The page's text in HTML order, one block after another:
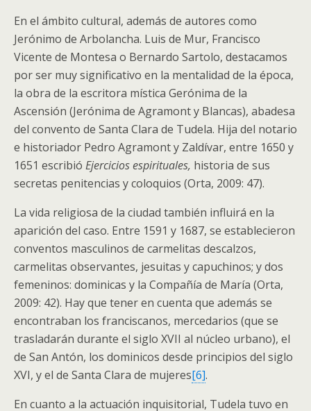
En el ámbito cultural, además de autores como
Jerónimo de Arbolancha. Luis de Mur, Francisco
Vicente de Montesa o Bernardo Sartolo, destacamos
por ser muy significativo en la mentalidad de la época,
la obra de la escritora mística Gerónima de la
Ascensión (Jerónima de Agramont y Blancas), abadesa
del convento de Santa Clara de Tudela. Hija del notario
e historiador Pedro Agramont y Zaldívar, entre 1650 y
1651 escribió Ejercicios espirituales, historia de sus
secretas penitencias y coloquios (Orta, 2009: 47).
La vida religiosa de la ciudad también influirá en la
aparición del caso. Entre 1591 y 1687, se establecieron
conventos masculinos de carmelitas descalzos,
carmelitas observantes, jesuitas y capuchinos; y dos
femeninos: dominicas y la Compañía de María (Orta,
2009: 42). Hay que tener en cuenta que además se
encontraban los franciscanos, mercedarios (que se
trasladarán durante el siglo XVII al núcleo urbano), el
de San Antón, los dominicos desde principios del siglo
XVI, y el de Santa Clara de mujeres[6].
En cuanto a la actuación inquisitorial, Tudela tuvo en